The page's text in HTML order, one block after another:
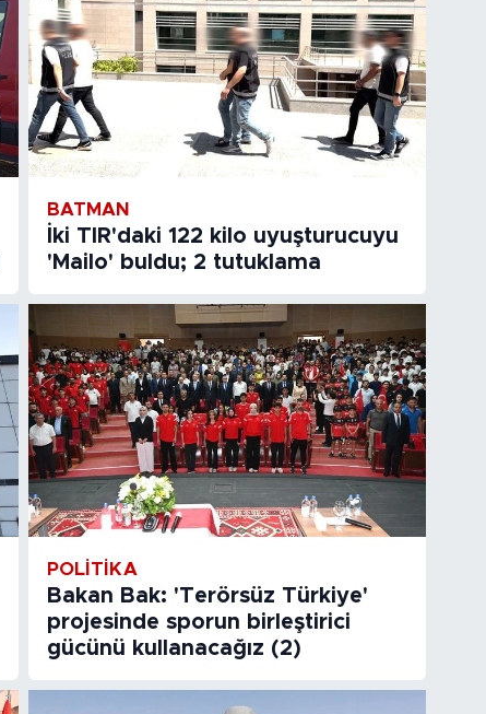
BATMAN
İki TIR'daki 122 kilo uyuşturucuyu
'Mailo' buldu; 2 tutuklama
POLITIKA
Bakan Bak: 'Terörsüz Türkiye'
projesinde sporun birleştirici
gücünü kullanacağız (2)